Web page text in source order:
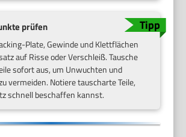
prüfen
Plate, Gewinde und Klettflächen
auf Risse oder Verschleiß. Tausche
sofort aus, um Unwuchten und
vermeiden. Notiere tauscharte Teile,
schnell beschaffen kannst.